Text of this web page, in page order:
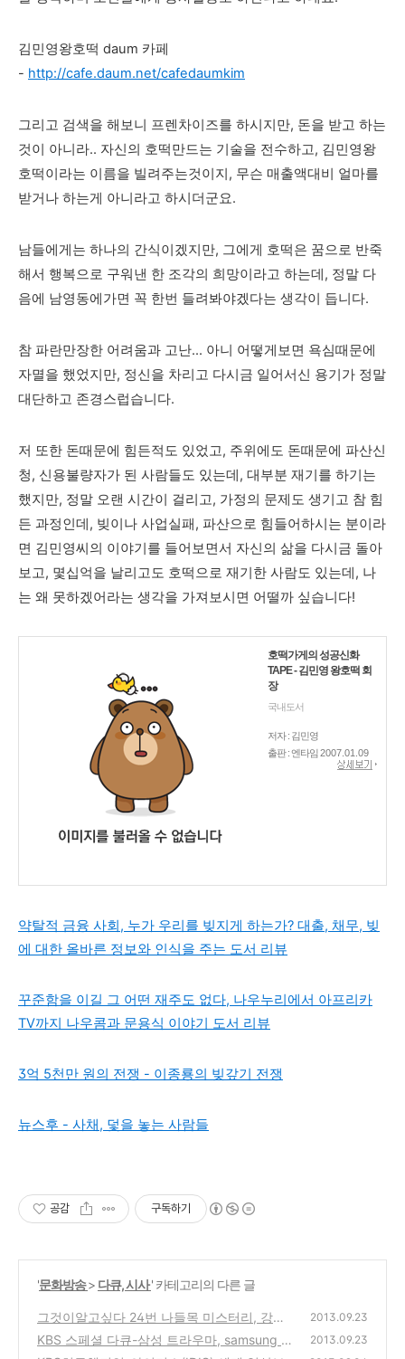
김민영왕호떡 daum 카페
- http://cafe.daum.net/cafedaumkim
그리고 검색을 해보니 프렌차이즈를 하시지만, 돈을 받고 하는
것이 아니라.. 자신의 호떡만드는 기술을 전수하고, 김민영왕
호떡이라는 이름을 빌려주는것이지, 무슨 매출액대비 얼마를
받거나 하는게 아니라고 하시더군요.
남들에게는 하나의 간식이겠지만, 그에게 호떡은 꿈으로 반죽
해서 행복으로 구워낸 한 조각의 희망이라고 하는데, 정말 다
음에 남영동에가면 꼭 한번 들려봐야겠다는 생각이 듭니다.
참 파란만장한 어려움과 고난... 아니 어떻게보면 욕심때문에
자멸을 했었지만, 정신을 차리고 다시금 일어서신 용기가 정말
대단하고 존경스럽습니다.
저 또한 돈때문에 힘든적도 있었고, 주위에도 돈때문에 파산신
청, 신용불량자가 된 사람들도 있는데, 대부분 재기를 하기는
했지만, 정말 오랜 시간이 걸리고, 가정의 문제도 생기고 참 힘
든 과정인데, 빚이나 사업실패, 파산으로 힘들어하시는 분이라
면 김민영씨의 이야기를 들어보면서 자신의 삶을 다시금 돌아
보고, 몇십억을 날리고도 호떡으로 재기한 사람도 있는데, 나
는 왜 못하겠어라는 생각을 가져보시면 어떨까 싶습니다!
호떡가게의 성공신화
TAPE - 김민영 왕호떡 회
장
국내도서
저자 : 김민영
출판 : 엔타임2007.01.09
약탈적 금융 사회, 누가 우리를 빚지게 하는가? 대출, 채무, 빚
에 대한 올바른 정보와 인식을 주는 도서 리뷰
꾸준함을 이길 그 어떤 재주도 없다, 나우누리에서 아프리카
TV까지 나우콤과 문용식 이야기 도서 리뷰
3억 5천만 원의 전쟁 - 이종룡의 빚갚기 전쟁
뉴스후 - 사채, 덫을 놓는 사람들
공감 구독하기
'문화방송> 다큐, 시사' 카테고리의 다른 글
그것이알고싶다 24번 나들목 미스터리, 강임
숙씨 남해고속도로 실종사건의 전말은?
(27)
2013.09.23
KBS 스페셜 다큐-삼성 트라우마, samsung 특
2013.09.23